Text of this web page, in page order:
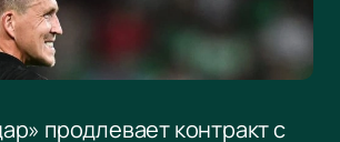
продлевает контракт с